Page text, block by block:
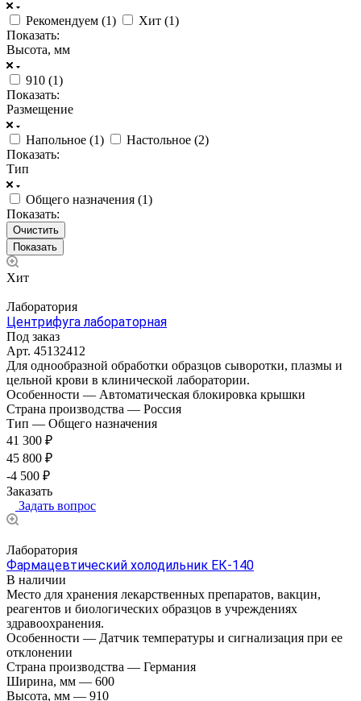
Рекомендуем (1) Хит (1)
Показать:
Высота, мм
910 (1)
Показать:
Размещение
Напольное (1) Настольное (2)
Показать:
Тип
Общего назначения (1)
Показать:
Очистить
Хит
Лаборатория
Центрифуга лабораторная
Под заказ
Арт. 45132412
Для однообразной обработки образцов сыворотки, плазмы и
цельной крови в клинической лаборатории.
Особенности — Автоматическая блокировка крышки
Страна производства — Россия
Тип — Общего назначения
41 300 ₽
45 800 ₽
-4 500 ₽
Заказать
Задать вопрос
Лаборатория
Фармацевтический холодильник ЕК-140
В наличии
Место для хранения лекарственных препаратов, вакцин,
реагентов и биологических образцов в учреждениях
здравоохранения.
Особенности — Датчик температуры и сигнализация при ее
отклонении
Страна производства — Германия
Ширина, мм — 600
Высота, мм — 910